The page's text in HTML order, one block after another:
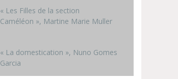
« Les Filles de la section
Caméléon », Martine Marie Muller
« La domestication », Nuno Gomes
Garcia